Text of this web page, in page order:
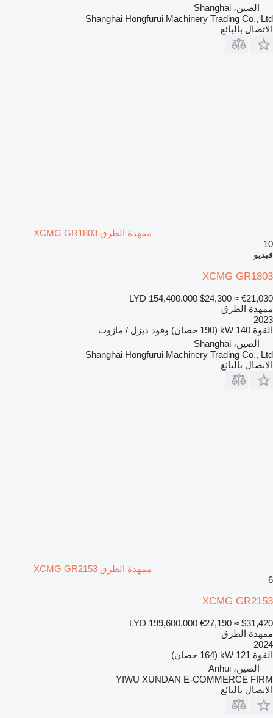
الصين، Shanghai
Shanghai Hongfurui Machinery Trading Co., Ltd
الاتصال بالبائع
ممهدة الطرق XCMG GR1803
10
فيديو
XCMG GR1803
LYD 154,400.000 $24,300 ≈ €21,030
ممهدة الطرق
2023
القوة 140 kW (190 حصان) وقود ديزل / مازوت
الصين، Shanghai
Shanghai Hongfurui Machinery Trading Co., Ltd
الاتصال بالبائع
ممهدة الطرق XCMG GR2153
6
XCMG GR2153
LYD 199,600.000 €27,190 ≈ $31,420
ممهدة الطرق
2024
القوة 121 kW (164 حصان)
الصين، Anhui
YIWU XUNDAN E-COMMERCE FIRM
الاتصال بالبائع